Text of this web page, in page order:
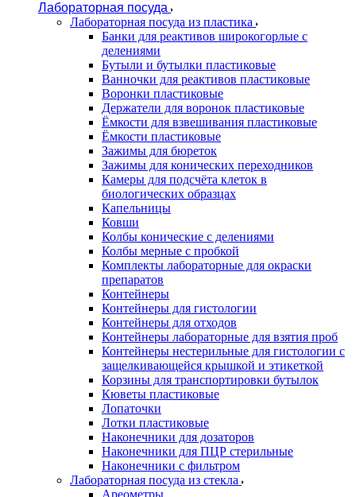
Лабораторная посуда
Лабораторная посуда из пластика
Банки для реактивов широкогорлые с
делениями
Бутыли и бутылки пластиковые
Ванночки для реактивов пластиковые
Воронки пластиковые
Держатели для воронок пластиковые
Ёмкости для взвешивания пластиковые
Ёмкости пластиковые
Зажимы для бюреток
Зажимы для конических переходников
Камеры для подсчёта клеток в
биологических образцах
Капельницы
Ковши
Колбы конические с делениями
Колбы мерные с пробкой
Комплекты лабораторные для окраски
препаратов
Контейнеры
Контейнеры для гистологии
Контейнеры для отходов
Контейнеры лабораторные для взятия проб
Контейнеры нестерильные для гистологии с
защелкивающейся крышкой и этикеткой
Корзины для транспортировки бутылок
Кюветы пластиковые
Лопаточки
Лотки пластиковые
Наконечники для дозаторов
Наконечники для ПЦР стерильные
Наконечники с фильтром
Лабораторная посуда из стекла
Ареометры